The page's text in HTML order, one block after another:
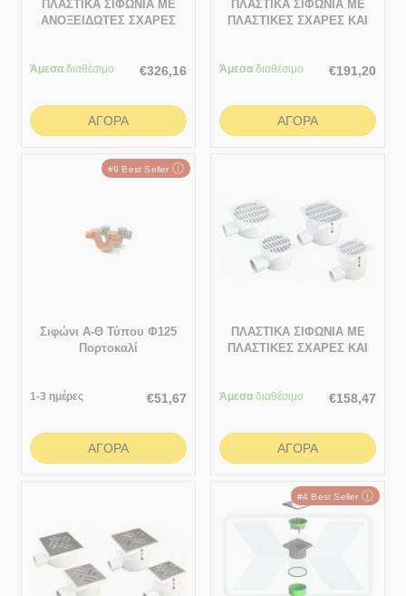
ΠΛΑΣΤΙΚΑ ΣΙΦΩΝΙΑ ΜΕ
ΑΝΟΞΕΙΔΩΤΕΣ ΣΧΑΡΕΣ
Άμεσα διαθέσιμο €326,16
ΑΓΟΡΆ
ΠΛΑΣΤΙΚΑ ΣΙΦΩΝΙΑ ΜΕ
ΠΛΑΣΤΙΚΕΣ ΣΧΑΡΕΣ ΚΑΙ
Άμεσα διαθέσιμο €191,20
ΑΓΟΡΆ
#9 Best Seller ⓘ
Σιφώνι Α-Θ Τύπου Φ125
Πορτοκαλί
1-3 ημέρες €51,67
ΑΓΟΡΆ
ΠΛΑΣΤΙΚΑ ΣΙΦΩΝΙΑ ΜΕ
ΠΛΑΣΤΙΚΕΣ ΣΧΑΡΕΣ ΚΑΙ
Άμεσα διαθέσιμο €158,47
ΑΓΟΡΆ
#4 Best Seller ⓘ